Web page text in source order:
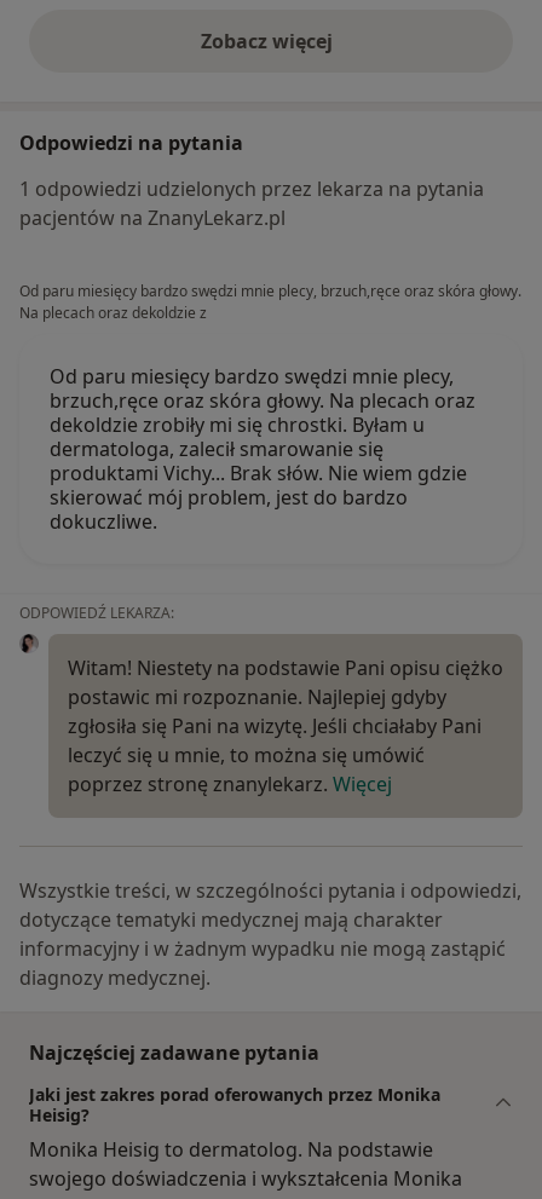
Zobacz więcejopinie powyżej
Odpowiedzi na pytania
1 odpowiedzi udzielonych przez lekarza na pytania
pacjentów na ZnanyLekarz.pl
Od paru miesięcy bardzo swędzi mnie plecy, brzuch,ręce oraz skóra głowy.
Na plecach oraz dekoldzie z
Od paru miesięcy bardzo swędzi mnie plecy,
brzuch,ręce oraz skóra głowy. Na plecach oraz
dekoldzie zrobiły mi się chrostki. Byłam u
dermatologa, zalecił smarowanie się
produktami Vichy... Brak słów. Nie wiem gdzie
skierować mój problem, jest do bardzo
dokuczliwe.
ODPOWIEDŹ LEKARZA:
Witam! Niestety na podstawie Pani opisu ciężko
postawic mi rozpoznanie. Najlepiej gdyby
zgłosiła się Pani na wizytę. Jeśli chciałaby Pani
leczyć się u mnie, to można się umówić
poprzez stronę znanylekarz. Więcej
Wszystkie treści, w szczególności pytania i odpowiedzi,
dotyczące tematyki medycznej mają charakter
informacyjny i w żadnym wypadku nie mogą zastąpić
diagnozy medycznej.
Najczęściej zadawane pytania
Jaki jest zakres porad oferowanych przez Monika
Heisig?
Monika Heisig to dermatolog. Na podstawie
swojego doświadczenia i wykształcenia Monika